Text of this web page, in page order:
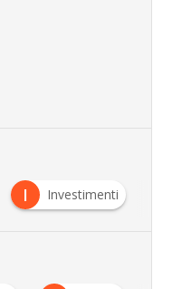
I Investimenti